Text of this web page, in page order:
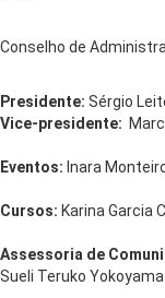
Conselho de
Presidente: Sérgio
Vice-presidente:
Eventos: Inara
Cursos: Karina Garcia
Assessoria de
Sueli Teruko